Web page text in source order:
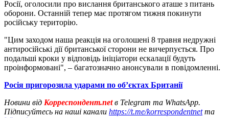
Росії, оголосили про вислання британського аташе з питань
оборони. Останній тепер має протягом тижня покинути
російську територію.
"Цим заходом наша реакція на оголошені 8 травня недружні
антиросійські дії британської сторони не вичерпується. Про
подальші кроки у відповідь ініціатори ескалації будуть
проінформовані", – багатозначно анонсували в повідомленні.
Росія пригорозила ударами по обʼєктах Британії
Новини від Корреспондент.netв Telegram та WhatsApp.
Підписуйтесь на наші канали https://t.me/korrespondentnetта